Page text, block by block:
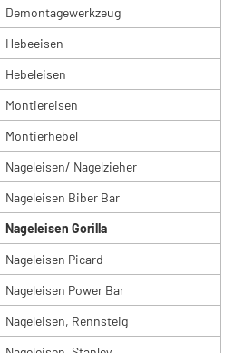
Demontagewerkzeug
Hebeeisen
Hebeleisen
Montiereisen
Montierhebel
Nageleisen/ Nagelzieher
Nageleisen Biber Bar
Nageleisen Gorilla
Nageleisen Picard
Nageleisen Power Bar
Nageleisen, Rennsteig